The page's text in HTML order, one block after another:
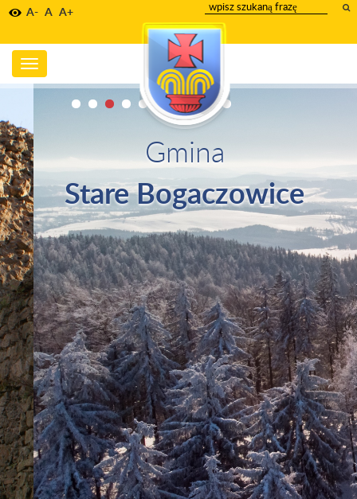
A- A A+
wpisz
szukany
tekst
Toggle
navigation
Gmina
Stare Bogaczowice